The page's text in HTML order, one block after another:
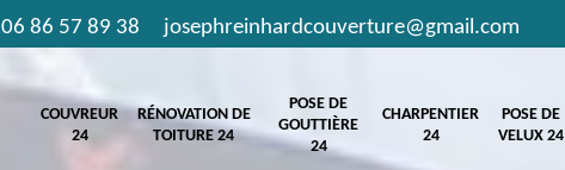
06 86 57 89 38 josephreinhardcouverture@gmail.com
COUVREUR
24
RÉNOVATION DE
TOITURE 24
POSE DE
GOUTTIÈRE
24
CHARPENTIER
24
POSE DE
VELUX 24